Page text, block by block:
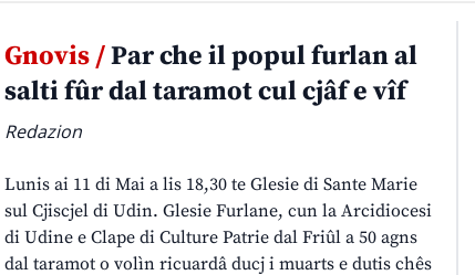
Gnovis /Par che il popul furlan al
salti fûr dal taramot cul cjâf e vîf
Redazion
Lunis ai 11 di Mai a lis 18,30 te Glesie di Sante Marie
sul Cjiscjel di Udin. Glesie Furlane, cun la Arcidiocesi
di Udine e Clape di Culture Patrie dal Friûl a 50 agns
dal taramot o volìn ricuardâ ducj i muarts e dutis chês